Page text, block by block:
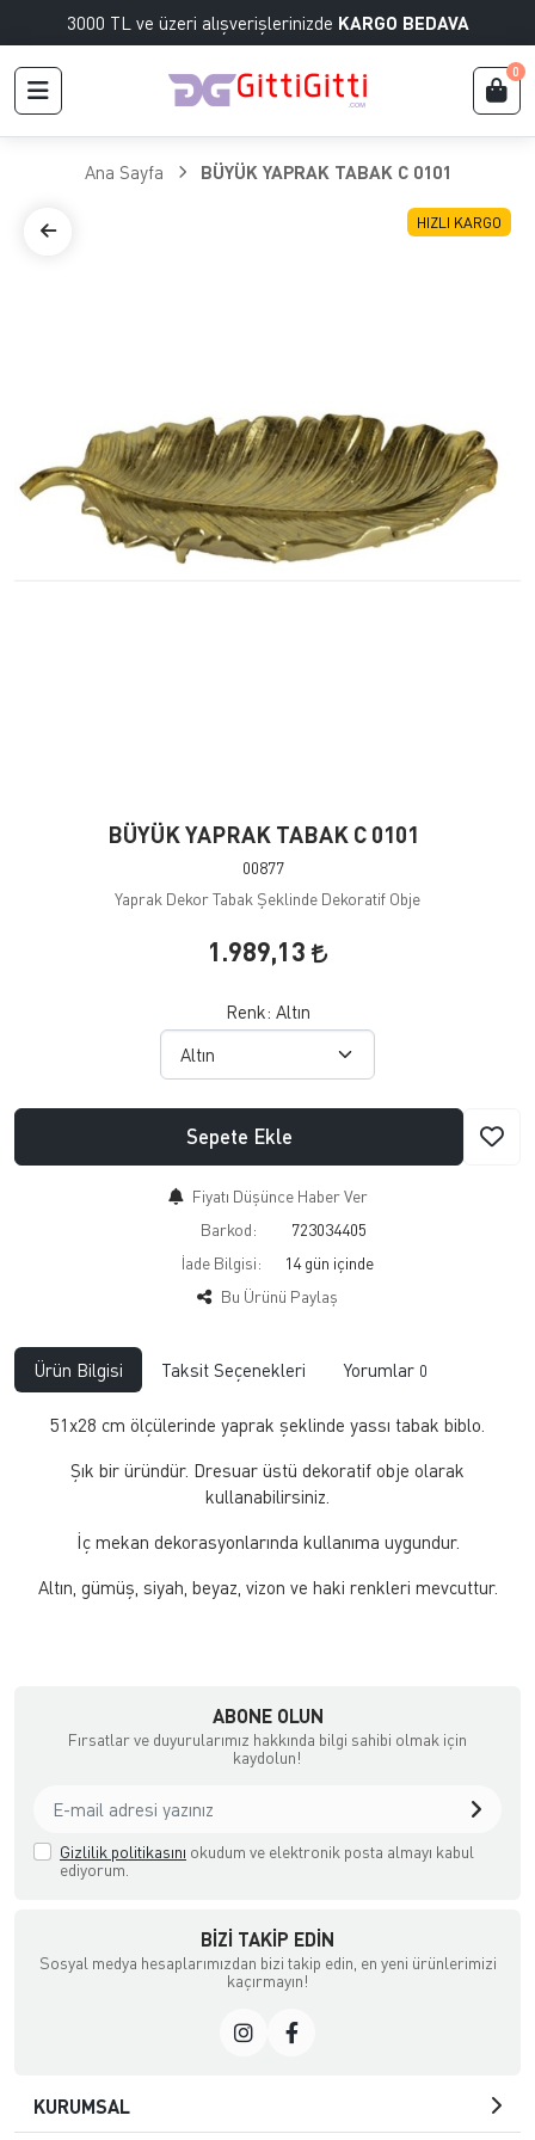
3000 TL ve üzeri alışverişlerinizde KARGO BEDAVA
0
Ana Sayfa BÜYÜK YAPRAK TABAK C 0101
HIZLI KARGO
BÜYÜK YAPRAK TABAK C 0101
00877
Yaprak Dekor Tabak Şeklinde Dekoratif Obje
1.989,13
Renk: Altın
Sepete Ekle
Fiyatı Düşünce Haber Ver
Barkod:
723034405
İade Bilgisi:
Bu Ürünü Paylaş
Ürün Bilgisi Taksit Seçenekleri Yorumlar 0
51x28 cm ölçülerinde yaprak şeklinde yassı tabak biblo.
Şık bir üründür. Dresuar üstü dekoratif obje olarak
kullanabilirsiniz.
İç mekan dekorasyonlarında kullanıma uygundur.
Altın, gümüş, siyah, beyaz, vizon ve haki renkleri mevcuttur.
ABONE OLUN
Fırsatlar ve duyurularımız hakkında bilgi sahibi olmak için
kaydolun!
Gizlilik politikasını okudum ve elektronik posta almayı kabul
ediyorum.
BIZI TAKIP EDIN
Sosyal medya hesaplarımızdan bizi takip edin, en yeni ürünlerimizi
kaçırmayın!
KURUMSAL